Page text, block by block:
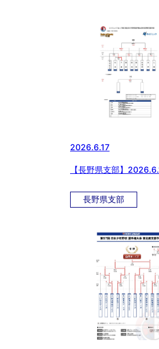
2026.6.17
【長野県支部】
野球選手権大会等 長野
長野県支部